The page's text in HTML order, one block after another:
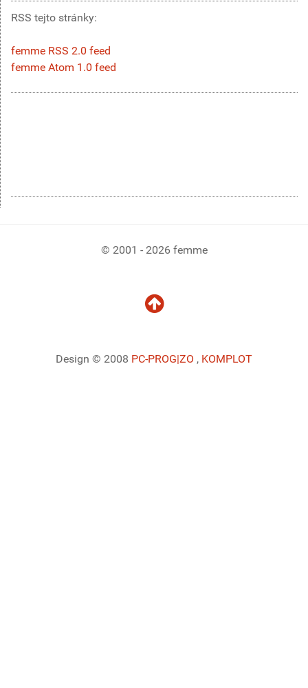
RSS tejto stránky:
femme RSS 2.0 feed
femme Atom 1.0 feed
© 2001 - 2026 femme
Design © 2008 PC-PROG|ZO , KOMPLOT